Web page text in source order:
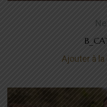
Ajouter à la